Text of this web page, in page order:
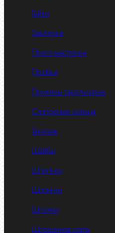
Гайки
Заклепки
Пресс-масленки
Пробки
Пружины тарельчатые
Стопорные кольца
Такелаж
Шайбы
Шпильки
Шплинты
Шпонки
Шпоночная сталь